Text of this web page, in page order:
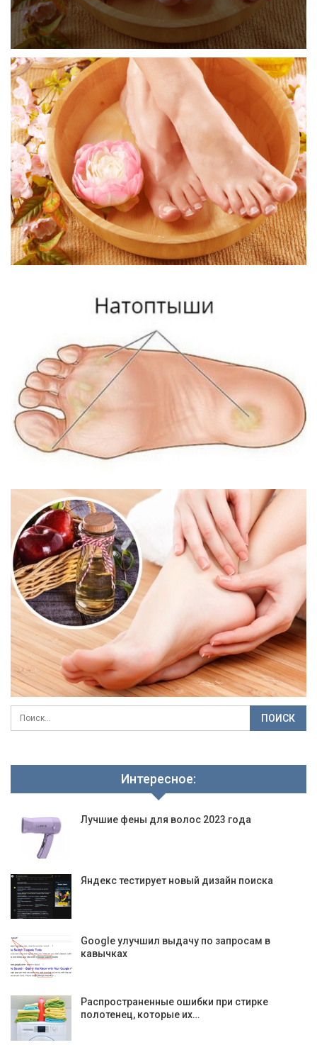
Интересное:
Лучшие фены для волос 2023 года
Яндекс тестирует новый дизайн поиска
Google улучшил выдачу по запросам в
кавычках
Распространенные ошибки при стирке
полотенец, которые их…